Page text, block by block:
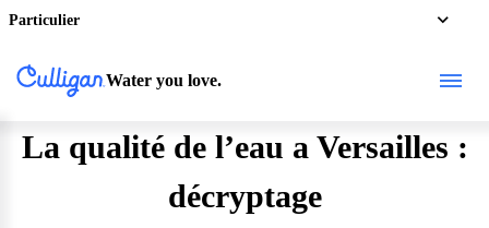
Particulier
Water you love.
La qualité de l’eau a Versailles :
décryptage